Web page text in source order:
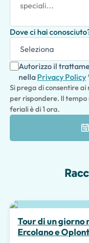
Dove ci hai
Autorizzo il
nella Privacy Policy
Si prega di consentire
per rispondere. Il
feriali è di 1 ora.
Tour di un giorno
Ercolano e